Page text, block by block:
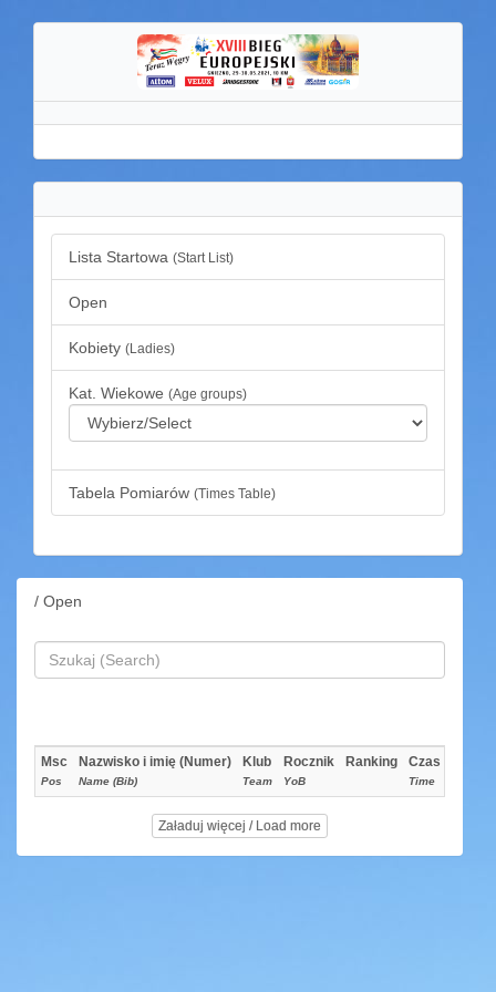
Lista Startowa (Start List)
Open
Kobiety (Ladies)
Kat. Wiekowe (Age groups)
Tabela Pomiarów (Times Table)
/ Open
Msc
Pos
Nazwisko i imię (Numer)
Name (Bib)
Klub
Team
Rocznik
YoB
Ranking Czas
Time